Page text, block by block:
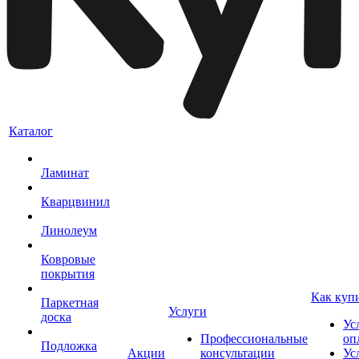
Каталог
Ламинат
Кварцвинил
Линолеум
Ковровые
покрытия
Паркетная
доска
Подложка
Акции
Услуги
Профессиональные
консультации
Как